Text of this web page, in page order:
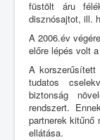
füstölt áru
disznósajtot, ill.
A 2006.év
előre lépés volt
A korszerűsített
tudatos
biztonság
rendszert.
partnerek kitűnő
ellátása.